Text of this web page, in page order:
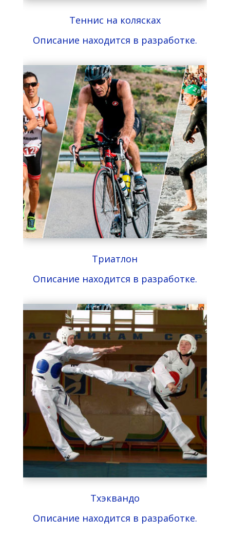
Теннис на колясках
Описание находится в разработке.
Триатлон
Описание находится в разработке.
Тхэквандо
Описание находится в разработке.